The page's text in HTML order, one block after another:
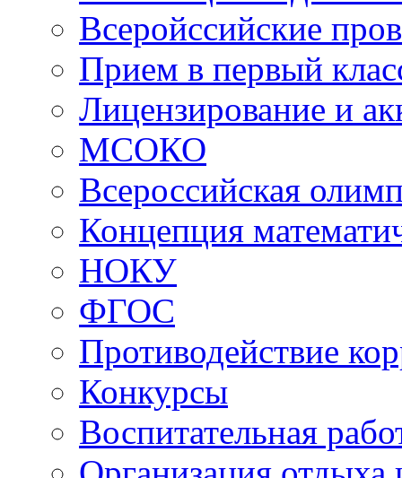
Всеройссийские
Прием в первый
Лицензирование и
МСОКО
Всероссийская
Концепция
НОКУ
ФГОС
Противодействие
Конкурсы
Воспитательная